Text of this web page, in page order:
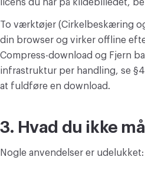
JPG til PDF
licens du har på kildebilledet,
To værktøjer (Cirkelbeskæring
din browser og virker offline
Compress-download og Fjern
infrastruktur per handling, se
at fuldføre en download.
3. Hvad du ikke
Nogle anvendelser er udelukket: